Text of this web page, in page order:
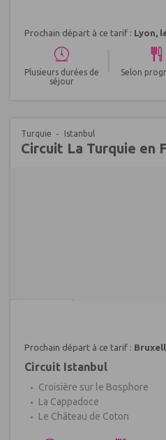
Prochain départ à ce tarif : Lyon,
Plusieurs durées de
séjour
Selon
Turquie Istanbul
Circuit La Turquie en
Prochain départ à ce tarif :
Circuit Istanbul
Croisière sur le Bosphore
La Cappadoce
Le Château de Coton